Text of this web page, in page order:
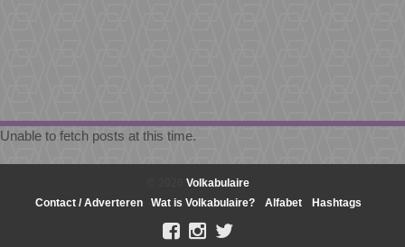
Unable to fetch posts at this time.
Volkabulaire
Contact / Adverteren
Wat is Volkabulaire? Alfabet Hashtags